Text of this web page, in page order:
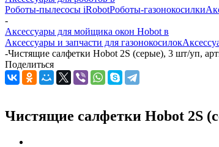
Роботы-пылесосы iRobotРоботы-газонокосилки
-
Аксессуары для мойщика окон Hobot в
Аксессуары и запчасти для газонокосилок
-Чистящие салфетки Hobot 2S (серые), 3 шт/уп,
Поделиться
Чистящие салфетки Hobot 2S